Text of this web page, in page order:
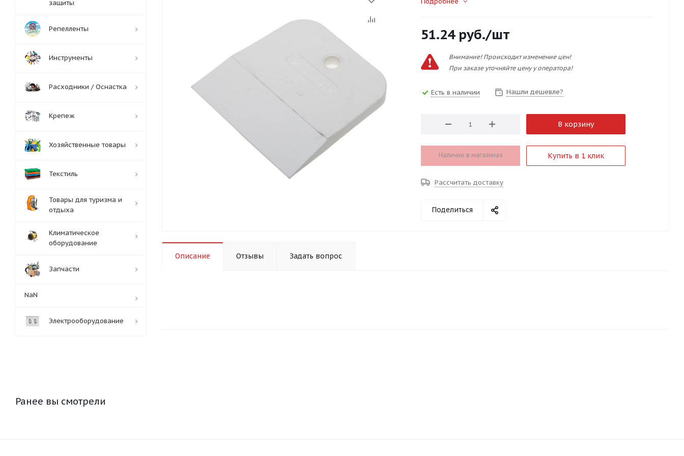
51.24руб./шт
Внимание! Происходит изменение цен!
При заказе уточняйте цену у оператора!
Есть в наличии Нашли дешевле?
В корзину
Наличие в магазинах Купить в 1 клик
Рассчитать доставку
Поделиться
Описание Отзывы Задать вопрос
защиты
Репелленты
Инструменты
Расходники / Оснастка
Крепеж
Хозяйственные товары
Текстиль
Товары для туризма и
отдыха
Климатическое
оборудование
Запчасти
NaN
Электрооборудование
Ранее вы смотрели